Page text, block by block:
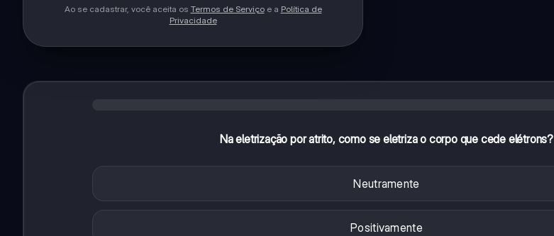
Ao se cadastrar, você aceita os Termos de Serviçoe a Política de
Privacidade
Na eletrização por atrito, como se eletriza o corpo que cede elétrons?
Neutramente
Positivamente